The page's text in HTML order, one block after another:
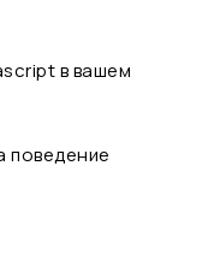
в вашем
поведение